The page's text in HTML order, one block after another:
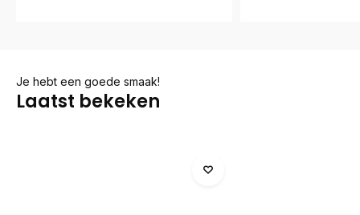
Je hebt een goede smaak!
Laatst bekeken